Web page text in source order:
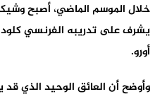
خلال الموسم الماضي، أصبح
أورو.
وأوضح أن العائق الوحيد الذي